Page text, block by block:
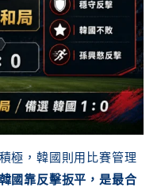
極，韓國則用比賽管理
國靠反擊扳平，是最合